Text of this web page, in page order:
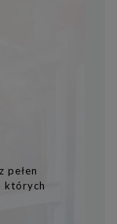
pełen
których